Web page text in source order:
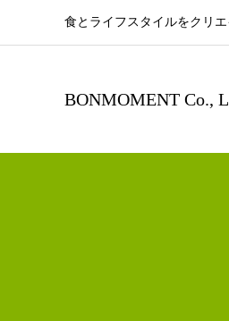
食とライフスタイルをクリ
BONMOMENT Co.,